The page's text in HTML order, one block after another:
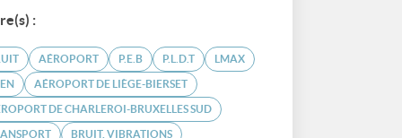
:
AÉROPORT P.E.B P.L.D.T LMAX
AÉROPORT DE LIÈGE-BIERSET
DE CHARLEROI-BRUXELLES SUD
BRUIT, VIBRATIONS